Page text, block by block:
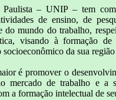
– UNIP – tem
de ensino, de
do mundo do trabalho,
visando à formação
da sua
é promover o
mercado de trabalho e a
a formação intelectual de